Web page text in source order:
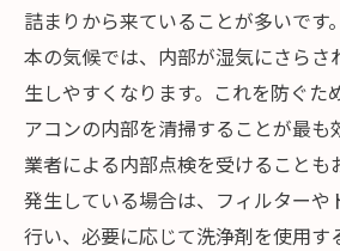
詰まりから来ていることが多いです
本の気候では、内部が湿気にさらさ
生しやすくなります。これを防ぐた
アコンの内部を清掃することが最も
業者による内部点検を受けることも
発生している場合は、フィルターや
行い、必要に応じて洗浄剤を使用す